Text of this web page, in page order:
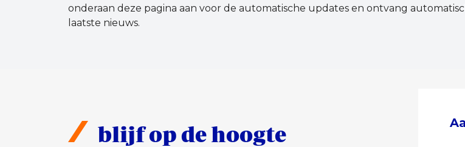
onderaan deze pagina aan voor de automatische updates en ontvang
laatste nieuws.
blijf op de hoogte